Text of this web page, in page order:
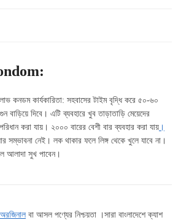
কার্যকারিতা: সহবাসের টাইম বৃদ্ধি করে ৫০-৬০
দিবে। এটি ব্যবহারে খুব তাড়াতাড়ি মেয়েদের
করা যায়। ২০০০ বারের বেশী বার ব্যবহার করা যায় ।
সম্ভাবনা নেই। লক থাকার ফলে লিঙ্গ থেকে খুলে যাবে না।
আলাদা সুখ পাবেন।
বা আসল পণ্যের নিশ্চয়তা ।সারা বাংলাদেশে ক্যাশ